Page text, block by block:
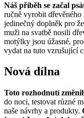
Náš příběh se začal
ručně vyrobit
jedinečný doplněk pro
muži na svatbě nosili
motýlky jsou úžasné,
vydat na tuto vzrušující
Nová dílna
Toto rozhodnutí
do noci, testovat různé
naše návrhy a produkty.